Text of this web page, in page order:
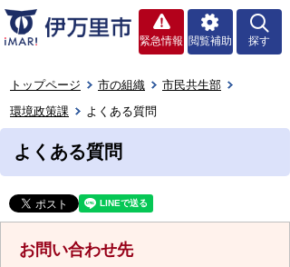
緊急情報 閲覧補助 探す
トップページ 市の組織
市民共生部
環境政策課
よくある質問
よくある質問
お問い合わせ先